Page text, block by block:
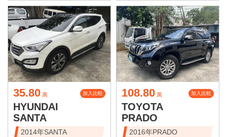
35.80 萬 加入比較
HYUNDAI
SANTA
2014年SANTA
108.80 萬 加入比較
TOYOTA
PRADO
2016年PRADO